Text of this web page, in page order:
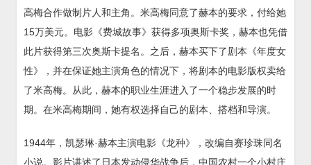
高梅合作做制片人和主角。米高梅同意了赫本的要求，付给她
15万美元。电影《费城故事》获得多项奥斯卡奖，赫本也凭借
此片获得第三次奥斯卡提名。之后，赫本买下了剧本《年度女
性》，并在保证她主演角色的情况下，将剧本的电影版权卖给
了米高梅。从此，赫本的职业生涯进入了一个稳步发展的时
期。在米高梅期间，她有权选择自己的剧本、搭档和导演。
1944年，凯瑟琳·赫本主演电影《龙种》，改编自赛珍珠同名
小说。影片讲述了日本发动侵华战争后，中国农村一个小村庄